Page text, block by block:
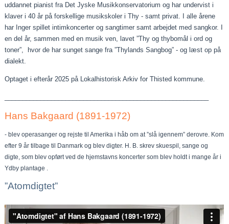
uddannet pianist fra Det Jyske Musikkonservatorium og har undervist i
klaver i 40 år på forskellige musikskoler i Thy - samt privat. I alle årene
har Inger spillet intimkoncerter og sangtimer samt arbejdet med sangkor. I
en del år, sammen med en musik ven, lavet ”Thy og thybomål i ord og
toner”, hvor de har sunget sange fra ”Thylands Sangbog” - og læst op på
dialekt.
Optaget i efterår 2025 på Lokalhistorisk Arkiv for Thisted kommune.
Hans Bakgaard (1891-1972)
- blev operasanger og rejste til Amerika i håb om at ”slå igennem” derovre. Kom
efter 9 år tilbage til Danmark og blev digter. H. B. skrev skuespil, sange og
digte, som blev opført ved de hjemstavns koncerter som blev holdt i mange år i
Ydby plantage .
”Atomdigtet”